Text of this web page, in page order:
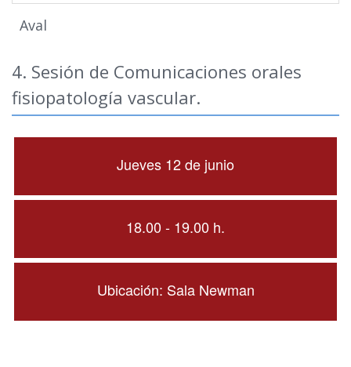
Aval
4. Sesión de Comunicaciones orales
fisiopatología vascular.
Jueves 12 de junio
18.00 - 19.00 h.
Ubicación: Sala Newman